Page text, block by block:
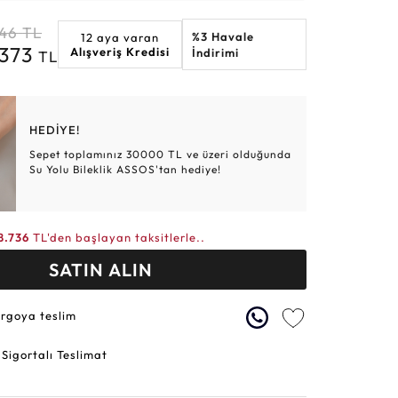
Elmas Bilezikler
Altın Tesbihler
Altın Hasır Setler
Violet Burç
TL
TL
12 aya varan
Alışveriş Kredisi
%3 Havale
İndirimi
HEDİYE!
Sepet toplamınız 30000 TL ve üzeri olduğunda
Su Yolu Bileklik ASSOS'tan hediye!
TL'den başlayan taksitlerle..
SATIN ALIN
teslim
Teslimat